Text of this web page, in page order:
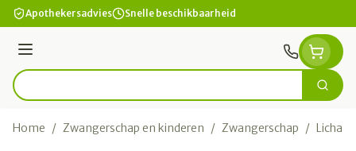
Ga naar de inhoud
Apothekersadvies Snelle beschikbaarheid
Menu
Product, merk, categorie... Zoek
Home / Zwangerschap en kinderen / Zwangerschap /